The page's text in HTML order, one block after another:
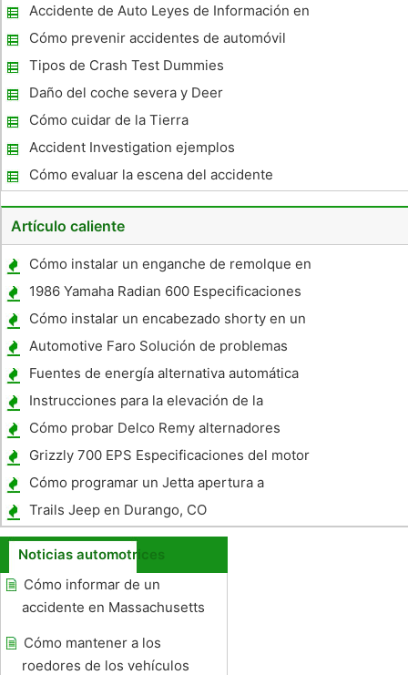
Accidente de Auto Leyes de Información en
el Estado de Ohio
Cómo prevenir accidentes de automóvil
Tipos de Crash Test Dummies
Daño del coche severa y Deer
Cómo cuidar de la Tierra
Accident Investigation ejemplos
Cómo evaluar la escena del accidente
Artículo caliente
Cómo instalar un enganche de remolque en
un Corolla
1986 Yamaha Radian 600 Especificaciones
Cómo instalar un encabezado shorty en un
Mustang
Automotive Faro Solución de problemas
Fuentes de energía alternativa automática
Instrucciones para la elevación de la
motocicleta
Cómo probar Delco Remy alternadores
Grizzly 700 EPS Especificaciones del motor
Cómo programar un Jetta apertura a
distancia
Trails Jeep en Durango, CO
Noticias automotrices
Cómo informar de un
accidente en Massachusetts
Cómo mantener a los
roedores de los vehículos